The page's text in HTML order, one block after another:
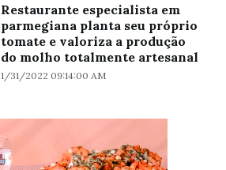
Restaurante especialista em
parmegiana planta seu próprio
tomate e valoriza a produção
do molho totalmente artesanal
1/31/2022 09:14:00 AM